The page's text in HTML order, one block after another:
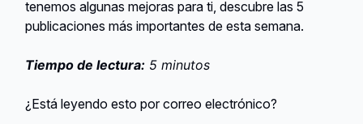
tenemos algunas mejoras para ti, descubre las 5
publicaciones más importantes de esta semana.
Tiempo de lectura: 5 minutos
¿Está leyendo esto por correo electrónico?